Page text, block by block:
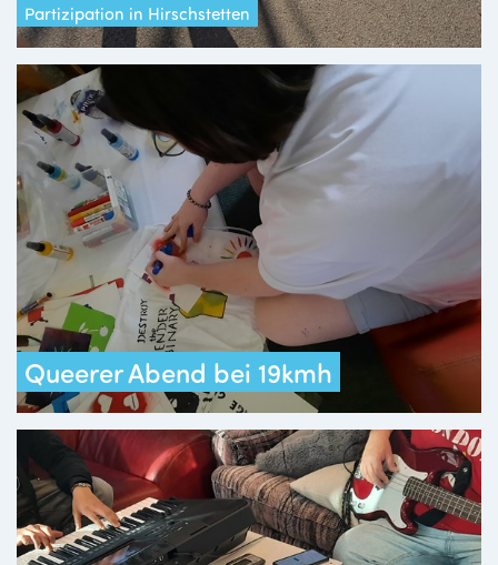
Partizipation in Hirschstetten
Queerer Abend bei 19kmh